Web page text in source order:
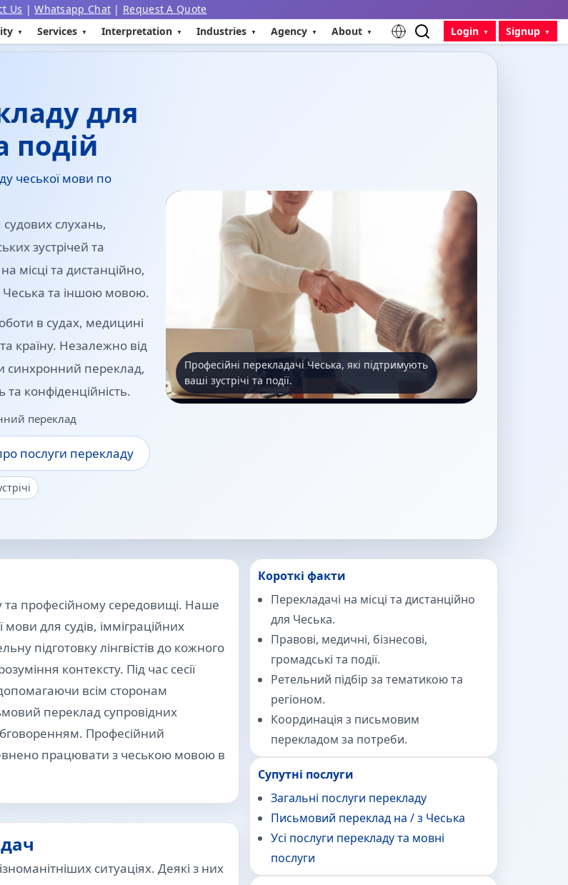
Us |Whatsapp Chat | Request A Quote
Services Interpretation Industries Agency About Login Signup
для
подій
чеської мови по
слухань,
зустрічей та
місці та дистанційно,
Чеська та іншою мовою.
в судах, медицині
країну. Незалежно від
синхронний переклад,
конфіденційність.
переклад
послуги перекладу
Професійні перекладачі Чеська, які підтримують
ваші зустрічі та події.
та професійному середовищі. Наше
для судів, імміграційних
підготовку лінгвістів до кожного
контексту. Під час сесії
всім сторонам
переклад супровідних
Професійний
працювати з чеською мовою в
ситуаціях. Деякі з них
Короткі факти
Перекладачі на місці та дистанційно
для Чеська.
Правові, медичні, бізнесові,
громадські та події.
Ретельний підбір за тематикою та
регіоном.
Координація з письмовим
перекладом за потреби.
Супутні послуги
Загальні послуги перекладу
Письмовий переклад на / з Чеська
Усі послуги перекладу та мовні
послуги